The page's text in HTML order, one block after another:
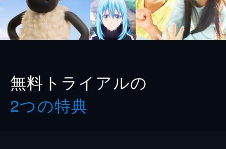
無料トライアルの
2つの特典